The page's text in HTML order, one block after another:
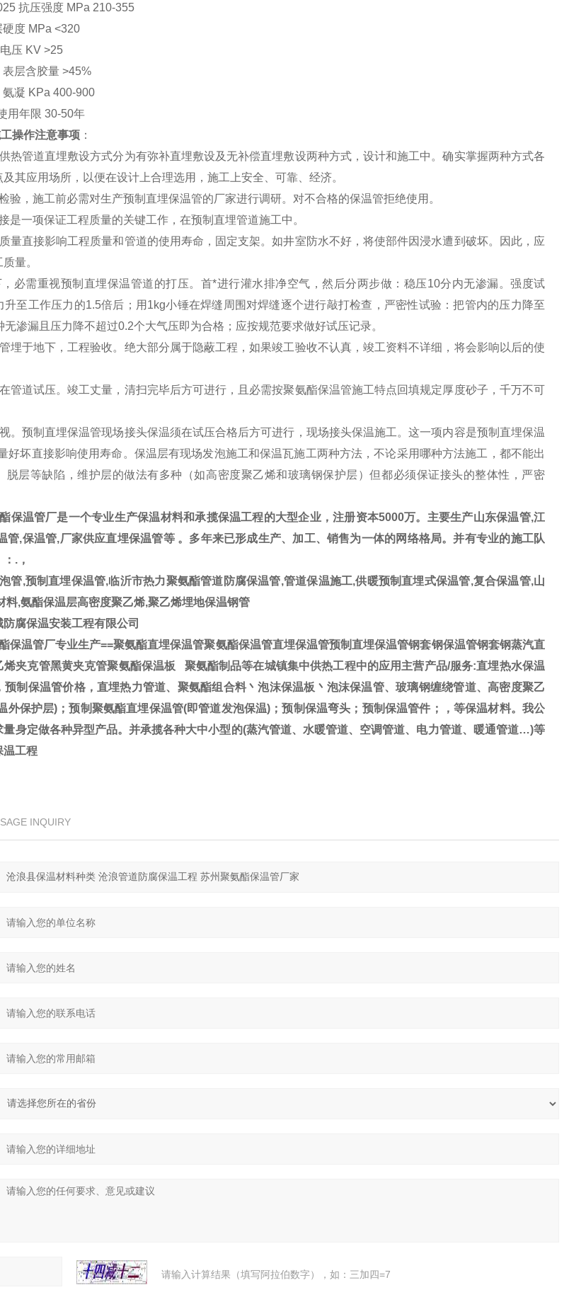
抗压强度 MPa 210-355
度 MPa <320
压 KV >25
层含胶量 >45%
凝 KPa 400-900
用年限 30-50年
操作注意事项 ：
热管道直埋敷设方式分为有弥补直埋敷设及无补偿直埋敷设两种方式，设计和施工中。确实掌握两种方式各
及其应用场所，以便在设计上合理选用，施工上安全、可靠、经济。
验，施工前必需对生产预制直埋保温管的厂家进行调研。对不合格的保温管拒绝使用。
是一项保证工程质量的关键工作，在预制直埋管道施工中。
量直接影响工程质量和管道的使用寿命，固定支架。如井室防水不好，将使部件因浸水遭到破坏。因此，应
量。
必需重视预制直埋保温管道的打压。首*进行灌水排净空气，然后分两步做：稳压10分内无渗漏。强度试
升至工作压力的1.5倍后；用1kg小锤在焊缝周围对焊缝逐个进行敲打检查，严密性试验：把管内的压力降至
渗漏且压力降不超过0.2个大气压即为合格；应按规范要求做好试压记录。
埋于地下，工程验收。绝大部分属于隐蔽工程，如果竣工验收不认真，竣工资料不详细，将会影响以后的使
管道试压。竣工丈量，清扫完毕后方可进行，且必需按聚氨酯保温管施工特点回填规定厚度砂子，千万不可
。预制直埋保温管现场接头保温须在试压合格后方可进行，现场接头保温施工。这一项内容是预制直埋保温
好坏直接影响使用寿命。保温层有现场发泡施工和保温瓦施工两种方法，不论采用哪种方法施工，都不能出
脱层等缺陷，维护层的做法有多种（如高密度聚乙烯和玻璃钢保护层）但都必须保证接头的整体性，严密
保温管厂是一个专业生产保温材料和承揽保温工程的大型企业，注册资本5000万。主要生产山东保温管,江
管,保温管,厂家供应直埋保温管等 。多年来已形成生产、加工、销售为一体的网络格局。并有专业的施工队
.，
管,预制直埋保温管,临沂市热力聚氨酯管道防腐保温管,管道保温施工,供暖预制直埋式保温管,复合保温管,山
料,氨酯保温层高密度聚乙烯,聚乙烯埋地保温钢管
腐保温安装工程有限公司
保温管厂专业生产==聚氨酯直埋保温管聚氨酯保温管直埋保温管预制直埋保温管钢套钢保温管钢套钢蒸汽直
烯夹克管黑黄夹克管聚氨酯保温板 聚氨酯制品等在城镇集中供热工程中的应用主营产品/服务:直埋热水保温
预制保温管价格，直埋热力管道、聚氨酯组合料丶泡沫保温板丶泡沫保温管、玻璃钢缠绕管道、高密度聚乙
外保护层)；预制聚氨酯直埋保温管(即管道发泡保温)；预制保温弯头；预制保温管件；，等保温材料。我公
量身定做各种异型产品。并承揽各种大中小型的(蒸汽管道、水暖管道、空调管道、电力管道、暖通管道…)等
温工程
INQUIRY
请输入计算结果（填写阿拉伯数字），如：三加四=7